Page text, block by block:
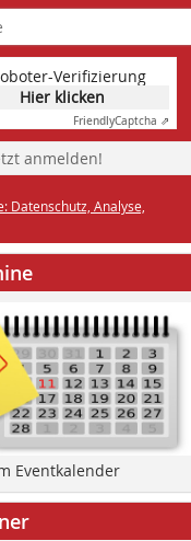
Verifizierung
Hier klicken
FriendlyCaptcha ⇗
anmelden!
Datenschutz, Analyse,
Eventkalender